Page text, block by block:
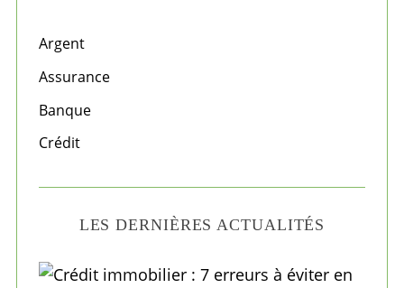
f
o
:
Argent
Assurance
Banque
Crédit
LES DERNIÈRES ACTUALITÉS